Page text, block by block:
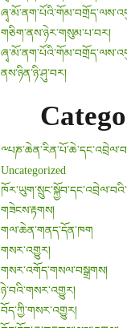
གཅིག་ནས་ཉེར་གསུམ་པ་བར།
ནས་ཉིན་ཉི་ཤུ་བར།
Uncategorized
གཟེངས་རྟགས།
གལ་ཆེན་གནད་དོན་ཁག
གསར་འགྱུར།
གསར་འགོད་གསལ་བསྒྲགས།
ཉེ་བའི་གསར་འགྱུར།
བོད་ཀྱི་གསར་འགྱུར།